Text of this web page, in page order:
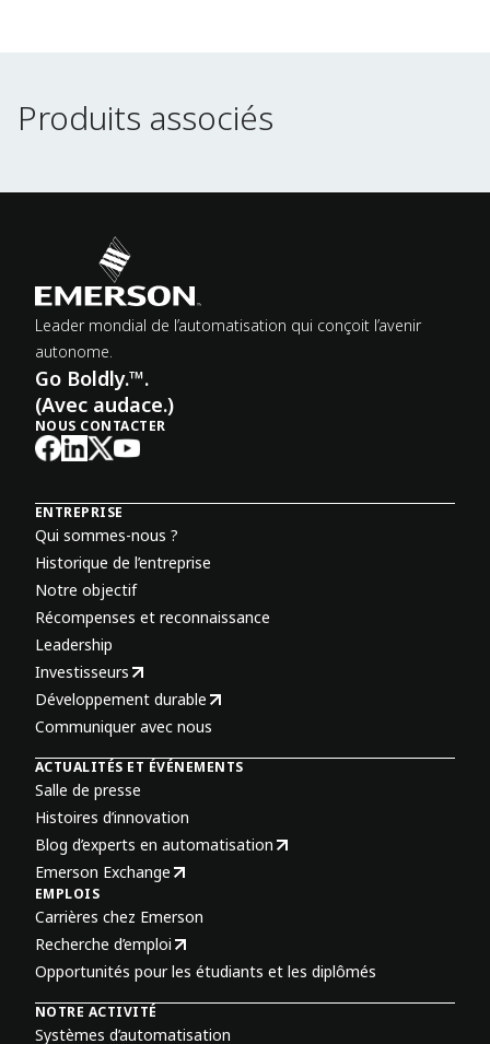
Produits associés
Produits associés
Leader mondial de l’automatisation qui conçoit l’avenir
autonome.
Go Boldly.™.
(Avec audace.)
NOUS CONTACTER
ENTREPRISE
Qui sommes-nous ?
Historique de l’entreprise
Notre objectif
Récompenses et reconnaissance
Leadership
Investisseurs
Développement durable
Communiquer avec nous
ACTUALITÉS ET ÉVÉNEMENTS
Salle de presse
Histoires d’innovation
Blog d’experts en automatisation
Emerson Exchange
EMPLOIS
Carrières chez Emerson
Recherche d’emploi
Opportunités pour les étudiants et les diplômés
NOTRE ACTIVITÉ
Systèmes d’automatisation